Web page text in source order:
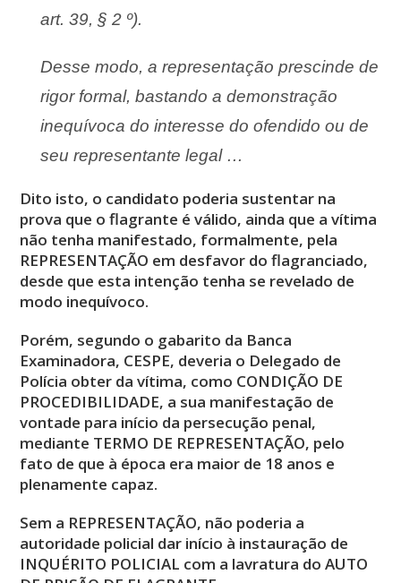
art. 39, § 2 º).
Desse modo, a representação prescinde de
rigor formal, bastando a demonstração
inequívoca do interesse do ofendido ou de
seu representante legal …
Dito isto, o candidato poderia sustentar na
prova que o flagrante é válido, ainda que a vítima
não tenha manifestado, formalmente, pela
REPRESENTAÇÃO em desfavor do flagranciado,
desde que esta intenção tenha se revelado de
modo inequívoco.
Porém, segundo o gabarito da Banca
Examinadora, CESPE, deveria o Delegado de
Polícia obter da vítima, como CONDIÇÃO DE
PROCEDIBILIDADE, a sua manifestação de
vontade para início da persecução penal,
mediante TERMO DE REPRESENTAÇÃO, pelo
fato de que à época era maior de 18 anos e
plenamente capaz.
Sem a REPRESENTAÇÃO, não poderia a
autoridade policial dar início à instauração de
INQUÉRITO POLICIAL com a lavratura do AUTO